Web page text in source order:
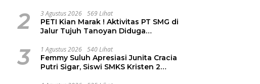
2 3 Agustus 2026 569 Lihat
PETI Kian Marak ! Aktivitas PT SMG di
Jalur Tujuh Tanoyan Diduga
3 1 Agustus 2026 540 Lihat
Femmy Suluh Apresiasi Junita Cracia
Putri Sigar, Siswi SMKS Kristen 2